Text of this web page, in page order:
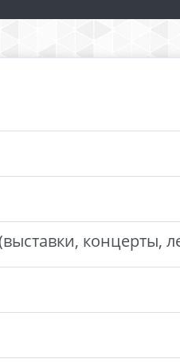
концерты,